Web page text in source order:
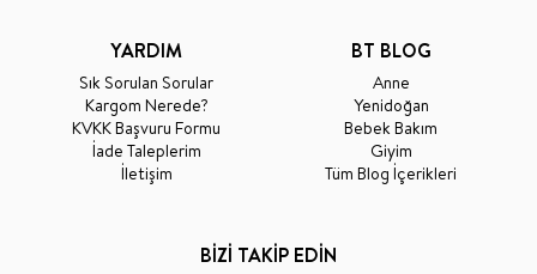
YARDIM
Sık Sorulan Sorular
Kargom Nerede?
KVKK Başvuru Formu
İade Taleplerim
İletişim
BT BLOG
Anne
Yenidoğan
Bebek Bakım
Giyim
Tüm Blog İçerikleri
BİZİ TAKİP EDİN